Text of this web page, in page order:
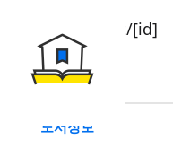
book/rent/[id]
대여
도서정보